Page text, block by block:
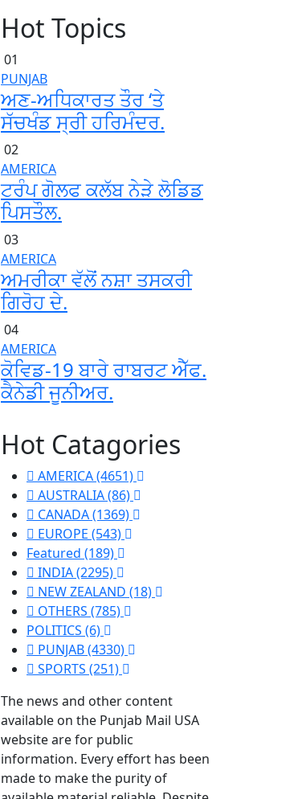
Hot Topics
01
PUNJAB
ਅਣ-ਅਧਿਕਾਰਤ ਤੌਰ ‘ਤੇ
ਸੱਚਖੰਡ ਸ੍ਰੀ ਹਰਿਮੰਦਰ.
02
AMERICA
ਟਰੰਪ ਗੋਲਫ ਕਲੱਬ ਨੇੜੇ ਲੋਡਿਡ
ਪਿਸਤੌਲ.
03
AMERICA
ਅਮਰੀਕਾ ਵੱਲੋਂ ਨਸ਼ਾ ਤਸਕਰੀ
ਗਿਰੋਹ ਦੇ.
04
AMERICA
ਕੋਵਿਡ-19 ਬਾਰੇ ਰਾਬਰਟ ਐੱਫ.
ਕੈਨੇਡੀ ਜੂਨੀਅਰ.
Hot Catagories
AMERICA(4651)
AUSTRALIA(86)
CANADA(1369)
EUROPE (543)
Featured (189)
INDIA(2295)
NEW ZEALAND (18)
OTHERS (785)
POLITICS (6)
PUNJAB(4330)
SPORTS (251)
The news and other content
available on the Punjab Mail USA
website are for public
information. Every effort has been
made to make the purity of